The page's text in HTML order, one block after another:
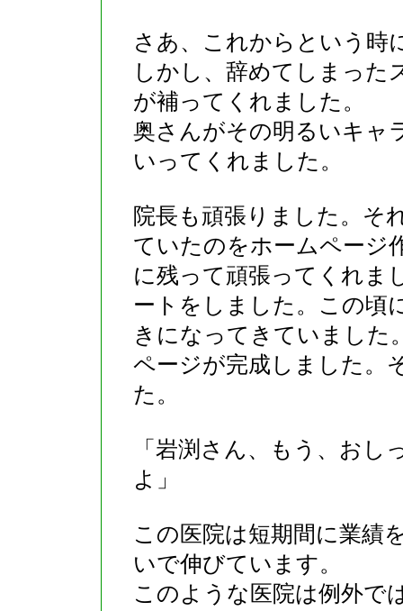
さあ、これからという時
しかし、辞めてしまった
が補ってくれました。
奥さんがその明るいキャ
いってくれました。
院長も頑張りました。そ
ていたのをホームページ
に残って頑張ってくれま
ートをしました。この頃
きになってきていました
ページが完成しました。
た。
「岩渕さん、もう、お
よ」
この医院は短期間に業績
いで伸びています。
このような医院は例外で